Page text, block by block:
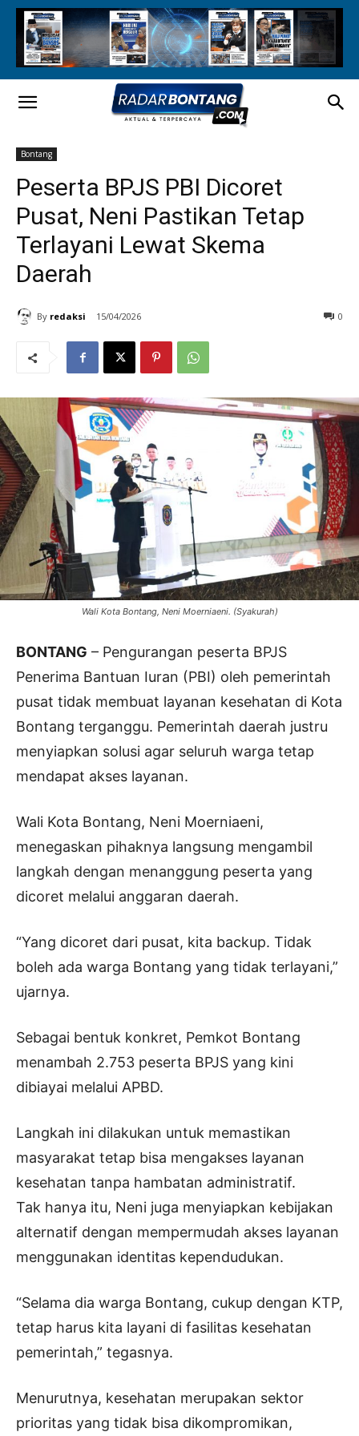
Bontang
Peserta BPJS PBI Dicoret
Pusat, Neni Pastikan Tetap
Terlayani Lewat Skema
Daerah
By redaksi 15/04/2026 0
Wali Kota Bontang, Neni Moerniaeni. (Syakurah)
BONTANG – Pengurangan peserta BPJS
Penerima Bantuan Iuran (PBI) oleh pemerintah
pusat tidak membuat layanan kesehatan di Kota
Bontang terganggu. Pemerintah daerah justru
menyiapkan solusi agar seluruh warga tetap
mendapat akses layanan.
Wali Kota Bontang, Neni Moerniaeni,
menegaskan pihaknya langsung mengambil
langkah dengan menanggung peserta yang
dicoret melalui anggaran daerah.
“Yang dicoret dari pusat, kita backup. Tidak
boleh ada warga Bontang yang tidak terlayani,”
ujarnya.
Sebagai bentuk konkret, Pemkot Bontang
menambah 2.753 peserta BPJS yang kini
dibiayai melalui APBD.
Langkah ini dilakukan untuk memastikan
masyarakat tetap bisa mengakses layanan
kesehatan tanpa hambatan administratif.
Tak hanya itu, Neni juga menyiapkan kebijakan
alternatif dengan mempermudah akses layanan
menggunakan identitas kependudukan.
“Selama dia warga Bontang, cukup dengan KTP,
tetap harus kita layani di fasilitas kesehatan
pemerintah,” tegasnya.
Menurutnya, kesehatan merupakan sektor
prioritas yang tidak bisa dikompromikan,